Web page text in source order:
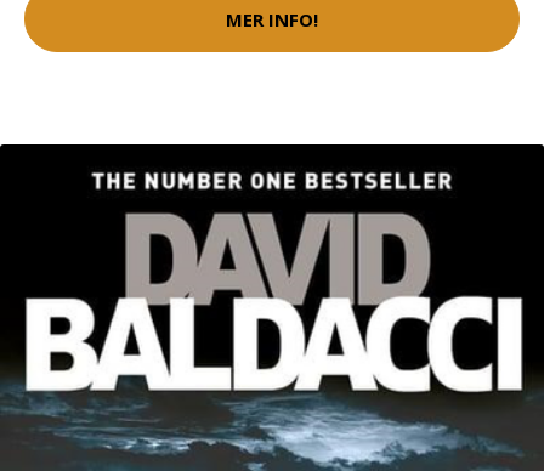
MER INFO!